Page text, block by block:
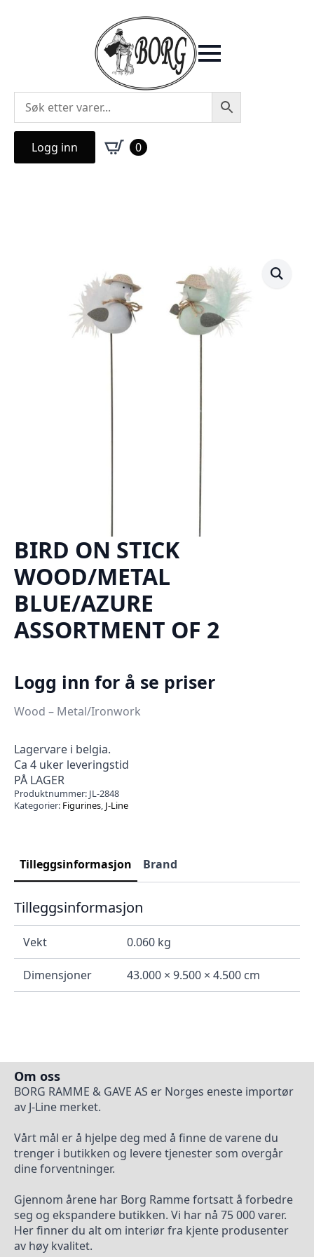
Logg inn 0
BIRD ON STICK
WOOD/METAL
BLUE/AZURE
ASSORTMENT OF 2
Logg inn for å se priser
Wood – Metal/Ironwork
Lagervare i belgia.
Ca 4 uker leveringstid
PÅ LAGER
Produktnummer: JL-2848
Kategorier: Figurines, J-Line
Tilleggsinformasjon Brand
Tilleggsinformasjon
Vekt 0.060 kg
Dimensjoner 43.000 × 9.500 × 4.500 cm
Om oss
BORG RAMME & GAVE AS er Norges eneste importør
av J-Line merket.
Vårt mål er å hjelpe deg med å finne de varene du
trenger i butikken og levere tjenester som overgår
dine forventninger.
Gjennom årene har Borg Ramme fortsatt å forbedre
seg og ekspandere butikken. Vi har nå 75 000 varer.
Her finner du alt om interiør fra kjente produsenter
av høy kvalitet.